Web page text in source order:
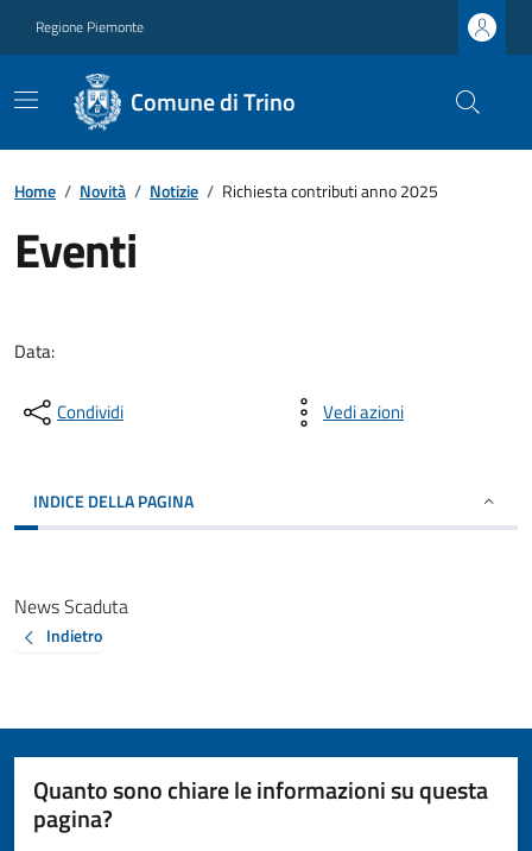
Regione Piemonte
Comune di Trino
Home / Novità / Notizie / Richiesta contributi anno 2025
Eventi
Data:
Condividi Vedi azioni
INDICE DELLA PAGINA
News Scaduta
Indietro
Quanto sono chiare le informazioni su questa
pagina?